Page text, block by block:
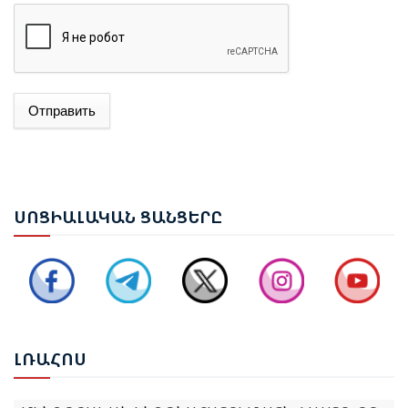
Отправить
ՍՈՑԻԱԼԱԿԱՆ ՑԱՆՑԵՐԸ
ԼՌԱՀՈՍ
ԱԴՐԲԵՋԱՆԻ ԱԳ ՆԱԽԱՐԱՐ ՋԵՅՀՈՒՆ ԲԱՅՐԱՄՈՎԸ
ԵՐԵՎԱՆՈՒՄ ԿԱՅԱՑԵԼ Է ԱՆԻԻ ԿԱՄՐՋԻ
ՎԵՐԱԿԱՆԳՆՄԱՆ ՀԱՐՑԵՐՈՎ ՀԱՅԱՍՏԱՆ-ԹՈՒՐՔԻԱ